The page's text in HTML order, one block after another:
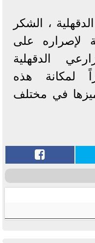
، الشكر
لإصراره على
الدقهلية
72 نظراً لمكانة هذه
في مختلف